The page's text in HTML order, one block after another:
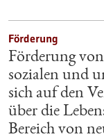
Förderung
Förderung
sozialen und
sich auf den
über die
Bereich von